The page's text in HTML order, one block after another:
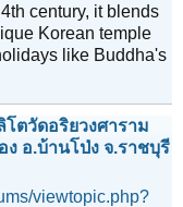
century, it blends
Korean temple
like Buddha's
ตวัดอริยวงศาราม
อ.บ้านโป่ง จ.ราชบุรี
viewtopic.php?